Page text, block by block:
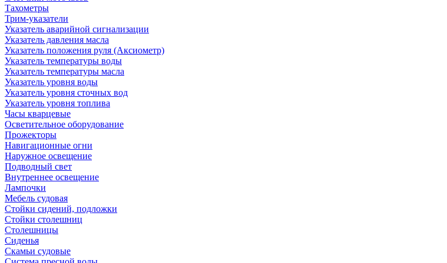
Тахометры
Трим-указатели
Указатель аварийной сигнализации
Указатель давления масла
Указатель положения руля (Аксиометр)
Указатель температуры воды
Указатель температуры масла
Указатель уровня воды
Указатель уровня сточных вод
Указатель уровня топлива
Часы кварцевые
Осветительное оборудование
Прожекторы
Навигационные огни
Наружное освещение
Подводный свет
Внутреннее освещение
Лампочки
Мебель судовая
Стойки сидений, подложки
Стойки столешниц
Столешницы
Сиденья
Скамьи судовые